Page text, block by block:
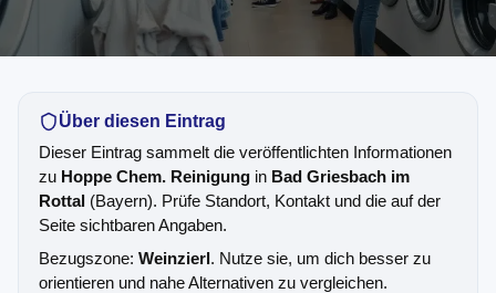
Über diesen Eintrag
Dieser Eintrag sammelt die veröffentlichten Informationen
zu Hoppe Chem. Reinigung in Bad Griesbach im
Rottal (Bayern). Prüfe Standort, Kontakt und die auf der
Seite sichtbaren Angaben.
Bezugszone: Weinzierl. Nutze sie, um dich besser zu
orientieren und nahe Alternativen zu vergleichen.